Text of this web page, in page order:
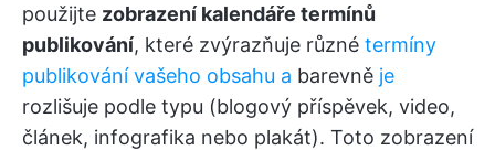
použijte zobrazení kalendáře termínů
publikování, které zvýrazňuje různé termíny
publikování vašeho obsahu a barevně je
rozlišuje podle typu (blogový příspěvek, video,
článek, infografika nebo plakát). Toto zobrazení